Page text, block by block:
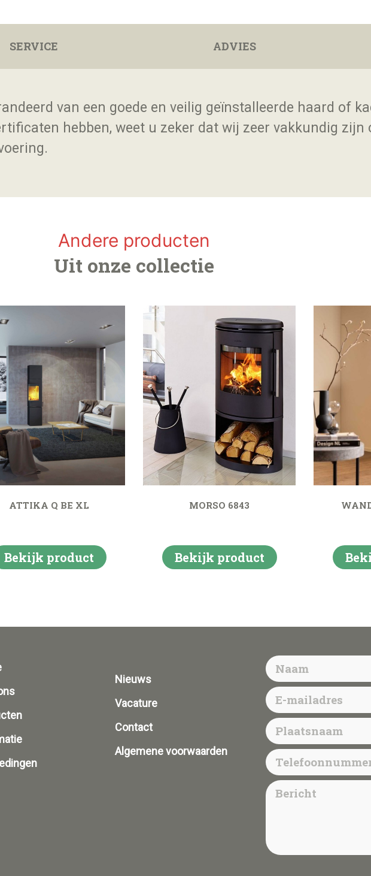
SERVICE ADVIES
van een goede en veilig geïnstalleerde haard of
hebben, weet u zeker dat wij zeer vakkundig zijn
Andere producten
Uit onze collectie
ATTIKA Q BE XL
Bekijk product
MORSO 6843
Bekijk product
Nieuws
Vacature
Contact
Algemene voorwaarden